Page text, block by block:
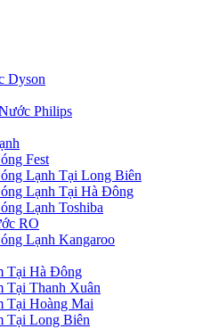
Dyson
Philips
Fest
Lạnh Tại Long Biên
Lạnh Tại Hà Đông
Lạnh Toshiba
RO
Lạnh Kangaroo
Tại Hà Đông
Tại Thanh Xuân
Tại Hoàng Mai
Tại Long Biên